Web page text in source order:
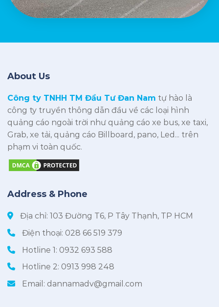
About Us
Công ty TNHH TM Đầu Tư Đan Nam tự hào là
công ty truyền thông dẫn đầu về các loại hình
quảng cáo ngoài trời như quảng cáo xe bus, xe taxi,
Grab, xe tải, quảng cáo Billboard, pano, Led... trên
phạm vi toàn quốc.
Address & Phone
Địa chỉ: 103 Đường T6, P Tây Thạnh, TP HCM
Điện thoại: 028 66 519 379
Hotline 1: 0932 693 588
Hotline 2: 0913 998 248
Email: dannamadv@gmail.com